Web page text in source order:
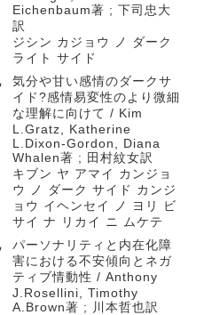
Eichenbaum著 ; 下司忠大
訳
ジシン カジョウ ノ ダーク
ライト サイド
気分や甘い感情のダークサ
イド?感情易変性のより微細
な理解に向けて / Kim
L.Gratz, Katherine
L.Dixon-Gordon, Diana
Whalen著 ; 田村紋女訳
キブン ヤ アマイ カンジョ
ウ ノ ダーク サイド カンジ
ョウ イヘンセイ ノ ヨリ ビ
サイ ナ リカイ ニ ムケテ
パーソナリティと内在化障
害における不安傾向とネガ
ティブ情動性 / Anthony
J.Rosellini, Timothy
A.Brown著 ; 川本哲也訳